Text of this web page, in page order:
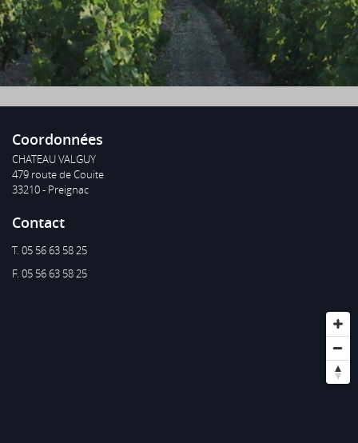
Voir le site
Coordonnées
CHATEAU VALGUY
479 route de Couite
33210 - Preignac
Contact
T. 05 56 63 58 25
F. 05 56 63 58 25